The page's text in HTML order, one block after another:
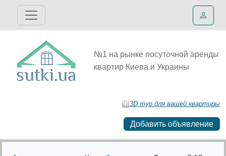
№1 на рынке посуточной аренды
квартир Киева и Украины
3D тур для вашей квартиры
Добавить объявление